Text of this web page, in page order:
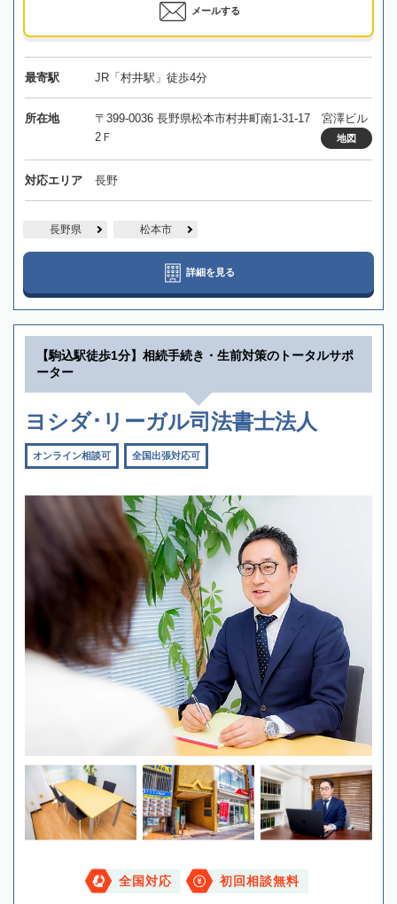
メールする
最寄駅 JR「村井駅」徒歩4分
所在地
〒399-0036 長野県松本市村井町南1-31-17 宮澤ビル
2Ｆ
地図
対応エリア 長野
長野県 松本市
詳細を見る
【駒込駅徒歩1分】相続手続き・生前対策のトータルサポ
ーター
ヨシダ･リーガル司法書士法人
オンライン相談可 全国出張対応可
全国対応 初回相談無料